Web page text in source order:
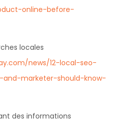
online-before-
locales
news/12-local-seo-
marketer-should-know-
des informations